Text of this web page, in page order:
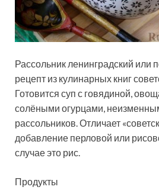
Рассольник ленинградский или
рецепт из кулинарных книг
Готовится суп с говядиной,
солёными огурцами,
рассольников. Отличает
добавление перловой или
случае это рис.
Продукты